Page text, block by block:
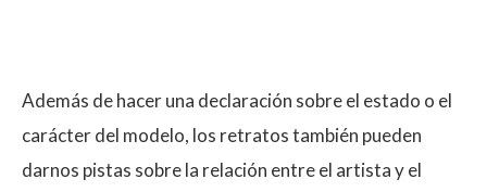
Además de hacer una declaración sobre el estado o el
carácter del modelo, los retratos también pueden
darnos pistas sobre la relación entre el artista y el